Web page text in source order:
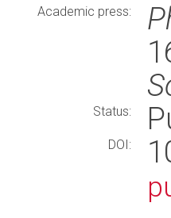
Academic press:
Status:
DOI: